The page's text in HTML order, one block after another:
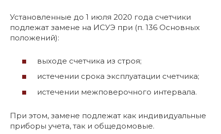
Установленные до 1 июля 2020 года счетчики
подлежат замене на ИСУЭ при (п. 136 Основных
положений):
выходе счетчика из строя;
истечении срока эксплуатации счетчика;
истечении межповерочного интервала.
При этом, замене подлежат как индивидуальные
приборы учета, так и общедомовые.